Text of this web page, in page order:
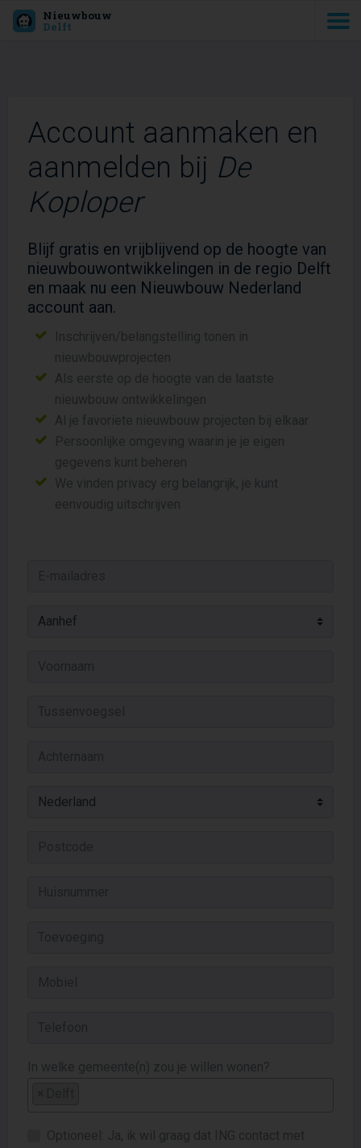
Nieuwbouw
Delft
Account aanmaken en
aanmelden bij De
Koploper
Blijf gratis en vrijblijvend op de hoogte van
nieuwbouwontwikkelingen in de regio Delft
en maak nu een Nieuwbouw Nederland
account aan.
Inschrijven/belangstelling tonen in
nieuwbouwprojecten
Als eerste op de hoogte van de laatste
nieuwbouw ontwikkelingen
Al je favoriete nieuwbouw projecten bij elkaar
Persoonlijke omgeving waarin je je eigen
gegevens kunt beheren
We vinden privacy erg belangrijk, je kunt
eenvoudig uitschrijven
In welke gemeente(n) zou je willen wonen?
Optioneel: Ja, ik wil graag dat ING contact met